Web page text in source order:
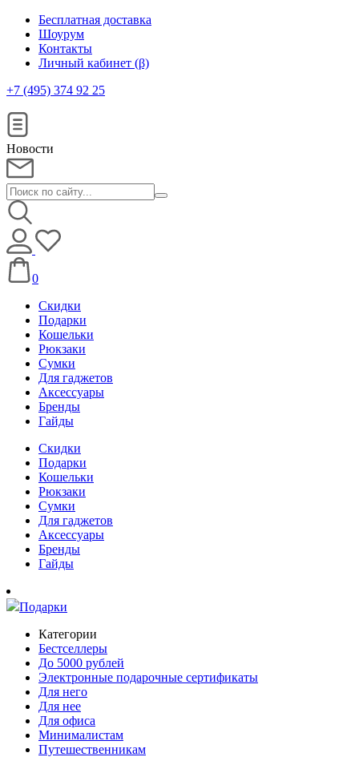
Бесплатная доставка
Шоурум
Контакты
Личный кабинет (β)
+7 (495) 374 92 25
Новости
0
Скидки
Подарки
Кошельки
Рюкзаки
Сумки
Для гаджетов
Аксессуары
Бренды
Гайды
Скидки
Подарки
Кошельки
Рюкзаки
Сумки
Для гаджетов
Аксессуары
Бренды
Гайды
Подарки
Категории
Бестселлеры
До 5000 рублей
Электронные подарочные сертификаты
Для него
Для нее
Для офиса
Минималистам
Путешественникам